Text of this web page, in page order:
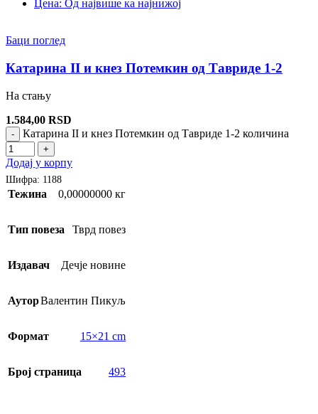
Цена: Од највише ка најнижој
Баци поглед
Катарина II и кнез Потемкин од Тавриде 1-2
На стању
1.584,00 RSD
- Катарина II и кнез Потемкин од Тавриде 1-2 количина
+
Додај у корпу
Шифра: 1188
Тежина 0,00000000 кг
Тип повеза Тврд повез
Издавач Дечје новине
АуторВалентин Пикуљ
Формат 15×21 cm
Број страница 493